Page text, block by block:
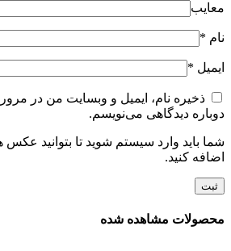
معایب
نام *
ایمیل *
ذخیره نام، ایمیل و وبسایت من در
دوباره دیدگاهی می‌نویسم.
شما باید وارد سیستم شوید تا بتوانید
اضافه کنید.
محصولات مشاهده شده